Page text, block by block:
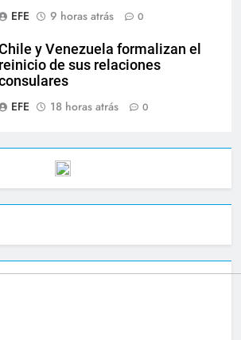
EFE
9 horas atrás 0
y Venezuela formalizan el
reinicio de sus relaciones
EFE
18 horas atrás 0